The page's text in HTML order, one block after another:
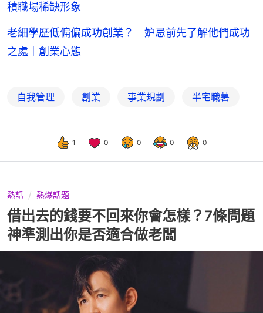
積職場稀缺形象
老細學歷低偏偏成功創業？ 妒忌前先了解他們成功
之處｜創業心態
自我管理 創業 事業規劃 半宅職薯
1 0 0 0 0
熱話 熱爆話題
借出去的錢要不回來你會怎樣？7條問題
神準測出你是否適合做老闆